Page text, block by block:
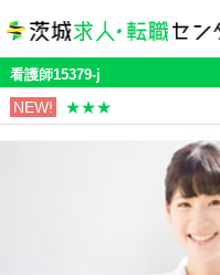
看護師15379-j
NEW! ★★★